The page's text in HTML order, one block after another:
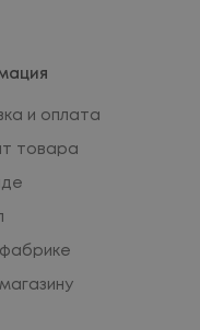
и оплата
товара
фабрике